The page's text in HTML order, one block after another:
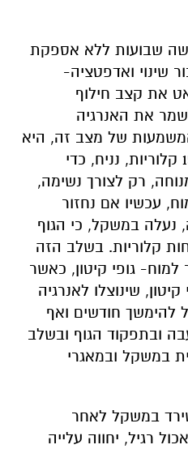
שבועות ללא אספקת
שינוי ואדפטציה-
את קצב חילוף
את האנרגיה
של מצב זה, היא
שאם קודם נזקקנו ל-1500 קלוריות, נניח, כדי
רק לצורך נשימה,
עכשיו אם נחזור
נעלה במשקל, כי הגוף
קלוריות. בשלב הזה
גופי קיטון, כאשר
שינוצלו לאנרגיה
להימשך חודשים ואף
ובתפקוד הגוף ובשלב
במשקל ובמאגרי
במשקל לאחר
רגיל, יחווה עלייה